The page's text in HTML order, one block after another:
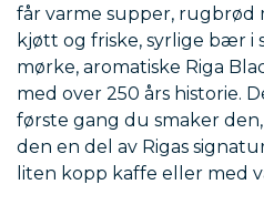
får varme supper, rugbrød
kjøtt og friske, syrlige bær i
mørke, aromatiske Riga
med over 250 års historie.
første gang du smaker
den en del av Rigas
liten kopp kaffe eller med